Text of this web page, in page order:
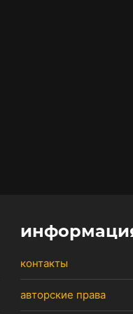
контакты
авторские права